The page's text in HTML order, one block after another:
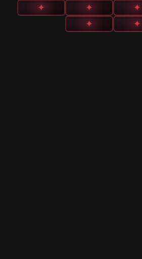
✦
✦ ✦
✦
✦